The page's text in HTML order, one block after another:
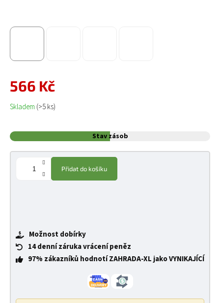
566 Kč
Měrná cena:
Skladem (>5 ks)
Stav zásob
Přidat do košíku
Možnost dobírky
14 denní záruka vrácení peněz
97% zákazníků hodnotí ZAHRADA-XL jako VYNIKAJÍCÍ